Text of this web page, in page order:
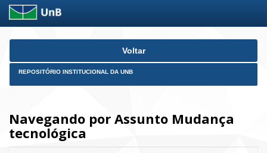
Skip
Voltar
REPOSITÓRIO INSTITUCIONAL DA UNB
Navegando por Assunto Mudança
tecnológica